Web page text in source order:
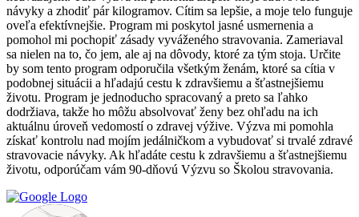
návyky a zhodiť pár kilogramov. Cítim sa lepšie, a moje telo funguje
oveľa efektívnejšie. Program mi poskytol jasné usmernenia a
pomohol mi pochopiť zásady vyváženého stravovania. Zameriaval
sa nielen na to, čo jem, ale aj na dôvody, ktoré za tým stoja. Určite
by som tento program odporučila všetkým ženám, ktoré sa cítia v
podobnej situácii a hľadajú cestu k zdravšiemu a šťastnejšiemu
životu. Program je jednoducho spracovaný a preto sa ľahko
dodržiava, takže ho môžu absolvovať ženy bez ohľadu na ich
aktuálnu úroveň vedomostí o zdravej výžive. Výzva mi pomohla
získať kontrolu nad mojím jedálničkom a vybudovať si trvalé zdravé
stravovacie návyky. Ak hľadáte cestu k zdravšiemu a šťastnejšiemu
životu, odporúčam vám 90-dňovú Výzvu so Školou stravovania.